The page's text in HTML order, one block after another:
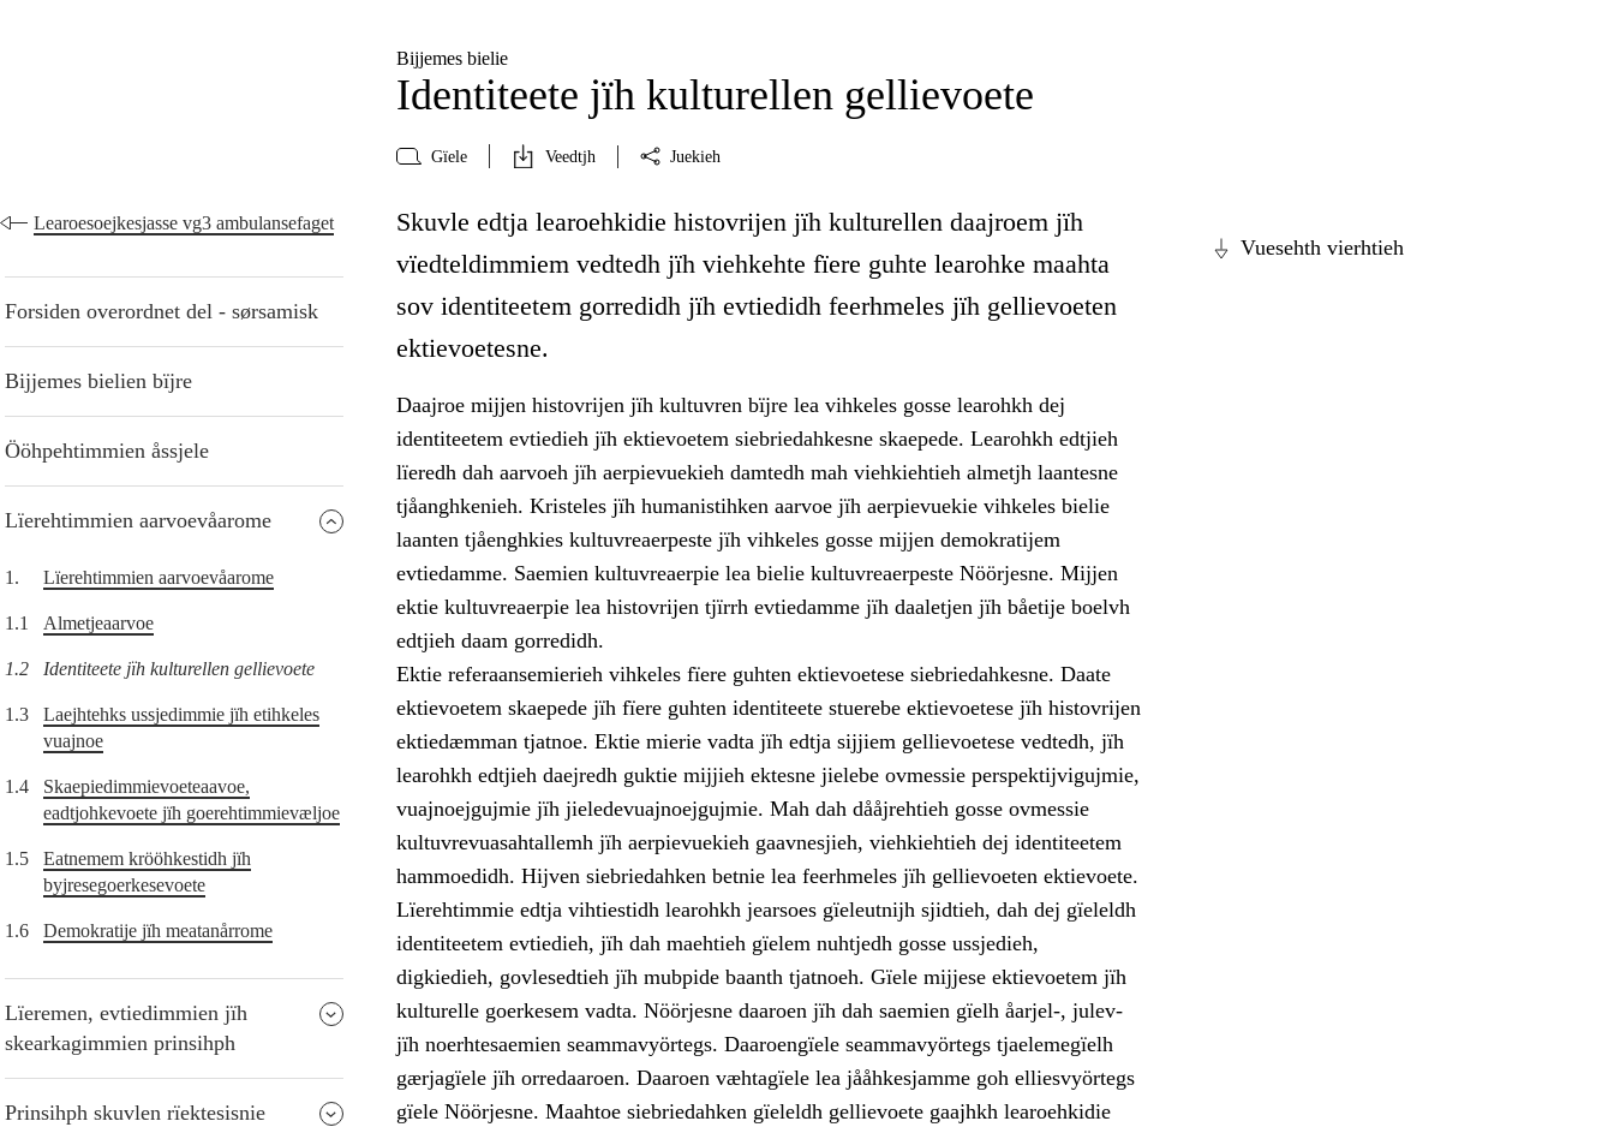
Bijjemes bielie
Identiteete jïh kulturellen gellievoete
Gïele Veedtjh Juekieh
Learoesoejkesjasse vg3 ambulansefaget
Forsiden overordnet del - sørsamisk
Bijjemes bielien bïjre
Ööhpehtimmien åssjele
Lïerehtimmien aarvoevåarome
1. Lïerehtimmien aarvoevåarome
1.1 Almetjeaarvoe
1.2 Identiteete jïh kulturellen gellievoete
1.3
Laejhtehks ussjedimmie jïh etihkeles
vuajnoe
1.4
Skaepiedimmievoeteaavoe,
eadtjohkevoete jïh goerehtimmievæljoe
1.5
Eatnemem krööhkestidh jïh
byjresegoerkesevoete
1.6 Demokratije jïh meatanårrome
Lïeremen, evtiedimmien jïh
skearkagimmien prinsihph
Prinsihph skuvlen rïektesisnie
Vuesehth vierhtieh
Skuvle edtja learoehkidie histovrijen jïh kulturellen daajroem jïh
vïedteldimmiem vedtedh jïh viehkehte fïere guhte learohke maahta
sov identiteetem gorredidh jïh evtiedidh feerhmeles jïh gellievoeten
ektievoetesne.
Daajroe mijjen histovrijen jïh kultuvren bïjre lea vihkeles gosse learohkh dej
identiteetem evtiedieh jïh ektievoetem siebriedahkesne skaepede. Learohkh edtjieh
lïeredh dah aarvoeh jïh aerpievuekieh damtedh mah viehkiehtieh almetjh laantesne
tjåanghkenieh. Kristeles jïh humanistihken aarvoe jïh aerpievuekie vihkeles bielie
laanten tjåenghkies kultuvreaerpeste jïh vihkeles gosse mijjen demokratijem
evtiedamme. Saemien kultuvreaerpie lea bielie kultuvreaerpeste Nöörjesne. Mijjen
ektie kultuvreaerpie lea histovrijen tjïrrh evtiedamme jïh daaletjen jïh båetije boelvh
edtjieh daam gorredidh.
Ektie referaansemierieh vihkeles fïere guhten ektievoetese siebriedahkesne. Daate
ektievoetem skaepede jïh fïere guhten identiteete stuerebe ektievoetese jïh histovrijen
ektiedæmman tjatnoe. Ektie mierie vadta jïh edtja sijjiem gellievoetese vedtedh, jïh
learohkh edtjieh daejredh guktie mijjieh ektesne jielebe ovmessie perspektijvigujmie,
vuajnoejgujmie jïh jieledevuajnoejgujmie. Mah dah dååjrehtieh gosse ovmessie
kultuvrevuasahtallemh jïh aerpievuekieh gaavnesjieh, viehkiehtieh dej identiteetem
hammoedidh. Hijven siebriedahken betnie lea feerhmeles jïh gellievoeten ektievoete.
Lïerehtimmie edtja vihtiestidh learohkh jearsoes gïeleutnijh sjidtieh, dah dej gïeleldh
identiteetem evtiedieh, jïh dah maehtieh gïelem nuhtjedh gosse ussjedieh,
digkiedieh, govlesedtieh jïh mubpide baanth tjatnoeh. Gïele mijjese ektievoetem jïh
kulturelle goerkesem vadta. Nöörjesne daaroen jïh dah saemien gïelh åarjel-, julev-
jïh noerhtesaemien seammavyörtegs. Daaroengïele seammavyörtegs tjaelemegïelh
gærjagïele jïh orredaaroen. Daaroen væhtagïele lea jååhkesjamme goh elliesvyörtegs
gïele Nöörjesne. Maahtoe siebriedahken gïeleldh gellievoete gaajhkh learoehkidie